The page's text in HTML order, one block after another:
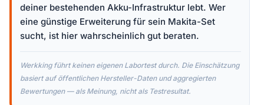
deiner bestehenden Akku-Infrastruktur lebt. Wer
eine günstige Erweiterung für sein Makita-Set
sucht, ist hier wahrscheinlich gut beraten.
Werkking führt keinen eigenen Labortest durch. Die Einschätzung
basiert auf öffentlichen Hersteller-Daten und aggregierten
Bewertungen — als Meinung, nicht als Testresultat.